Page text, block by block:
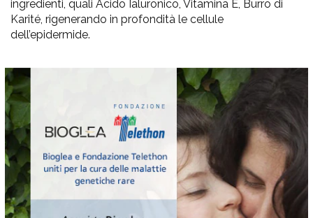
ingredienti, quali Acido Ialuronico, Vitamina E, Burro di
Karité, rigenerando in profondità le cellule
dell’epidermide.